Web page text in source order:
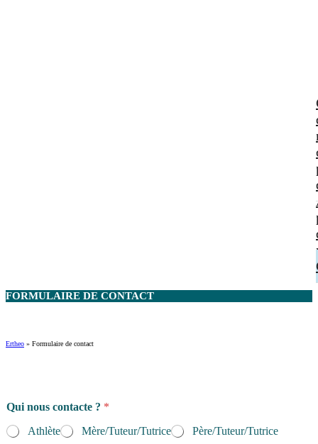
FORMULAIRE DE CONTACT
Ertheo » Formulaire de contact
Qui nous contacte ? *
Athlète
Mère/Tuteur/Tutrice Père/Tuteur/Tutrice